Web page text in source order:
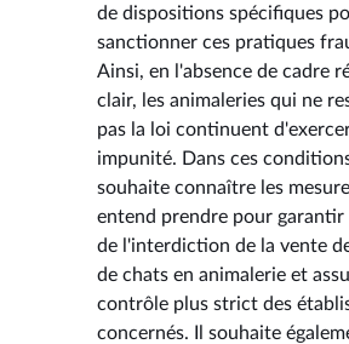
de dispositions spécifiques
sanctionner ces pratiques
Ainsi, en l'absence de cadre
clair, les animaleries qui ne
pas la loi continuent
impunité. Dans ces
souhaite connaître les
entend prendre pour garantir
de l'interdiction de la vente
de chats en animalerie et
contrôle plus strict des
concernés. Il souhaite